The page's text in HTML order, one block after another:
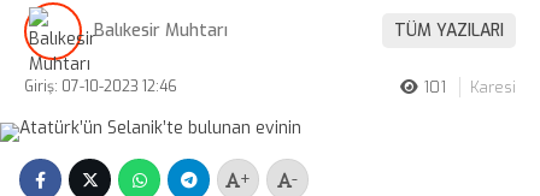
BLOG
FOTOĞRAFLAR
REKLAM
Balıkesir Muhtarı TÜM YAZILARI
Giriş: 07-10-2023 12:46 101 Karesi
+ -